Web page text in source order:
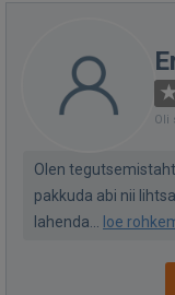
Oli
Olen
pakkuda abi nii
lahenda...
loe